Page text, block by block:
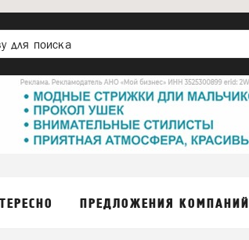
ПРЕДЛОЖЕНИЯ КОМПАНИЙ